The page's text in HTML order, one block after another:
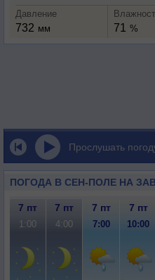
Давление
732 мм 71 %
Прослушать
ПОГОДА В СЕН-ПОЛЕ НА
7 пт 7 пт 7 пт 7 пт
1:00 4:00 7:00 10:00